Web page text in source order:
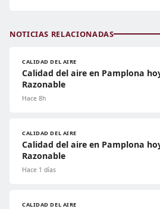
NOTICIAS RELACIONADAS
CALIDAD DEL AIRE
Calidad del aire en Pamplona
Razonable
Hace 8h
CALIDAD DEL AIRE
Calidad del aire en Pamplona
Razonable
Hace 1 días
CALIDAD DEL AIRE